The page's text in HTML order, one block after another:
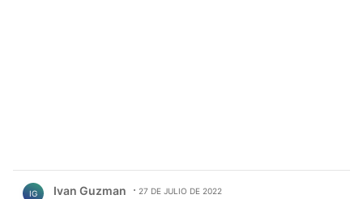
IG Ivan Guzman 27 DE JULIO DE 2022